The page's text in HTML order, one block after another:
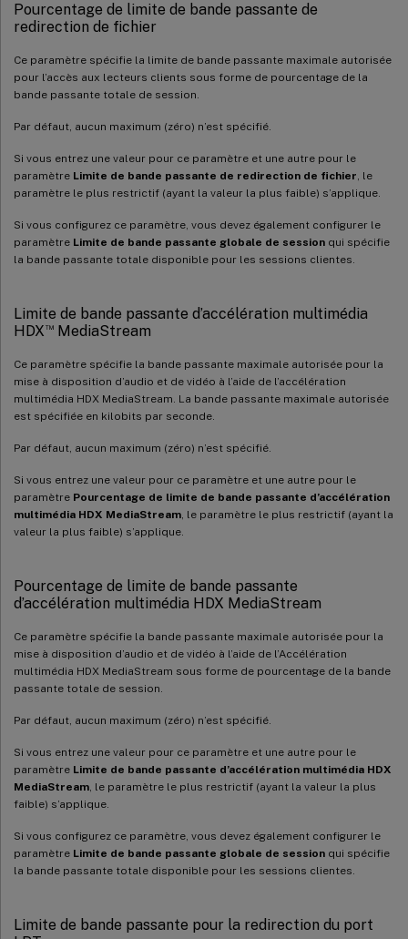
Pourcentage de limite de bande passante de
redirection de fichier
Ce paramètre spécifie la limite de bande passante maximale autorisée
pour l’accès aux lecteurs clients sous forme de pourcentage de la
bande passante totale de session.
Par défaut, aucun maximum (zéro) n’est spécifié.
Si vous entrez une valeur pour ce paramètre et une autre pour le
paramètre Limite de bande passante de redirection de fichier , le
paramètre le plus restrictif (ayant la valeur la plus faible) s’applique.
Si vous configurez ce paramètre, vous devez également configurer le
paramètre Limite de bande passante globale de session qui spécifie
la bande passante totale disponible pour les sessions clientes.
Limite de bande passante d’accélération multimédia
HDX™MediaStream
Ce paramètre spécifie la bande passante maximale autorisée pour la
mise à disposition d’audio et de vidéo à l’aide de l’accélération
multimédia HDX MediaStream. La bande passante maximale autorisée
est spécifiée en kilobits par seconde.
Par défaut, aucun maximum (zéro) n’est spécifié.
Si vous entrez une valeur pour ce paramètre et une autre pour le
paramètre Pourcentage de limite de bande passante d’accélération
multimédia HDX MediaStream , le paramètre le plus restrictif (ayant la
valeur la plus faible) s’applique.
Pourcentage de limite de bande passante
d’accélération multimédia HDX MediaStream
Ce paramètre spécifie la bande passante maximale autorisée pour la
mise à disposition d’audio et de vidéo à l’aide de l’Accélération
multimédia HDX MediaStream sous forme de pourcentage de la bande
passante totale de session.
Par défaut, aucun maximum (zéro) n’est spécifié.
Si vous entrez une valeur pour ce paramètre et une autre pour le
paramètre Limite de bande passante d’accélération multimédia HDX
MediaStream , le paramètre le plus restrictif (ayant la valeur la plus
faible) s’applique.
Si vous configurez ce paramètre, vous devez également configurer le
paramètre Limite de bande passante globale de session qui spécifie
la bande passante totale disponible pour les sessions clientes.
Limite de bande passante pour la redirection du port